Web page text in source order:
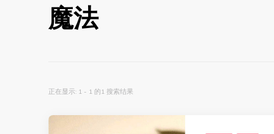
魔法
正在显示: 1 - 1 的1 搜索结果